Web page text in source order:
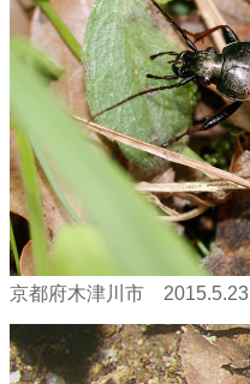
京都府木津川市 2015.5.23